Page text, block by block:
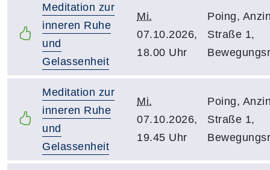
Meditation zur
inneren Ruhe
und
Gelassenheit
Mi.
07.10.2026,
18.00 Uhr
Poing,
Straße 1,
Meditation zur
inneren Ruhe
und
Gelassenheit
Mi.
07.10.2026,
19.45 Uhr
Poing,
Straße 1,